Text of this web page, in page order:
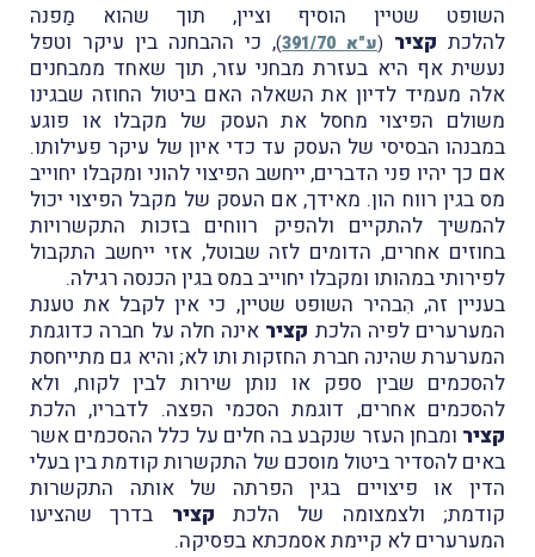
השופט שטיין הוסיף וציין, תוך שהוא מַפנה
להלכת קציר (ע"א 391/70 ), כי ההבחנה בין עיקר וטפל
נעשית אף היא בעזרת מבחני עזר, תוך שאחד ממבחנים
אלה מעמיד לדיון את השאלה האם ביטול החוזה שבגינו
משולם הפיצוי מחסל את העסק של מקבלו או פוגע
במבנהו הבסיסי של העסק עד כדי איון של עיקר פעילותו.
אם כך יהיו פני הדברים, ייחשב הפיצוי להוני ומקבלו יחוייב
מס בגין רווח הון. מאידך, אם העסק של מקבל הפיצוי יכול
להמשיך להתקיים ולהפיק רווחים בזכות התקשרויות
בחוזים אחרים, הדומים לזה שבוטל, אזי ייחשב התקבול
לפירותי במהותו ומקבלו יחוייב במס בגין הכנסה רגילה.
בעניין זה, הִבהיר השופט שטיין, כי אין לקבל את טענת
המערערים לפיה הלכת קציר אינה חלה על חברה כדוגמת
המערערת שהינה חברת החזקות ותו לא; והיא גם מתייחסת
להסכמים שבין ספק או נותן שירות לבין לקוח, ולא
להסכמים אחרים, דוגמת הסכמי הפצה. לדבריו, הלכת
קציר ומבחן העזר שנקבע בה חלים על כלל ההסכמים אשר
באים להסדיר ביטול מוסכם של התקשרות קודמת בין בעלי
הדין או פיצויים בגין הפרתה של אותה התקשרות
קודמת; ולצמצומה של הלכת קציר בדרך שהציעו
המערערים לא קיימת אסמכתא בפסיקה.